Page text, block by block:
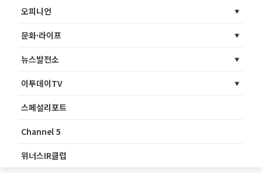
오피니언
문화·라이프
뉴스발전소
이투데이TV
스페셜리포트
Channel 5
위너스IR클럽